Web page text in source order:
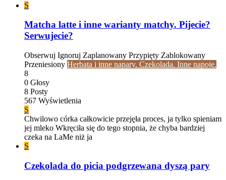
S
Matcha latte i inne warianty matchy. Pijecie?
Serwujecie?
Obserwuj Ignoruj Zaplanowany Przypięty Zablokowany
Przeniesiony Herbata i inne napary. Czekolada. Inne napoje.
8
0 Głosy
8 Posty
567 Wyświetlenia
S
Chwilowo córka całkowicie przejęła proces, ja tylko spieniam
jej mleko Wkręciła się do tego stopnia, że chyba bardziej
czeka na LaMe niż ja
S
Czekolada do picia podgrzewana dyszą pary